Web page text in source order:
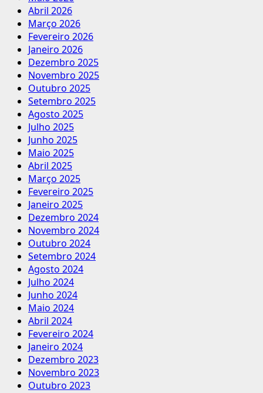
Abril 2026
Março 2026
Fevereiro 2026
Janeiro 2026
Dezembro 2025
Novembro 2025
Outubro 2025
Setembro 2025
Agosto 2025
Julho 2025
Junho 2025
Maio 2025
Abril 2025
Março 2025
Fevereiro 2025
Janeiro 2025
Dezembro 2024
Novembro 2024
Outubro 2024
Setembro 2024
Agosto 2024
Julho 2024
Junho 2024
Maio 2024
Abril 2024
Fevereiro 2024
Janeiro 2024
Dezembro 2023
Novembro 2023
Outubro 2023